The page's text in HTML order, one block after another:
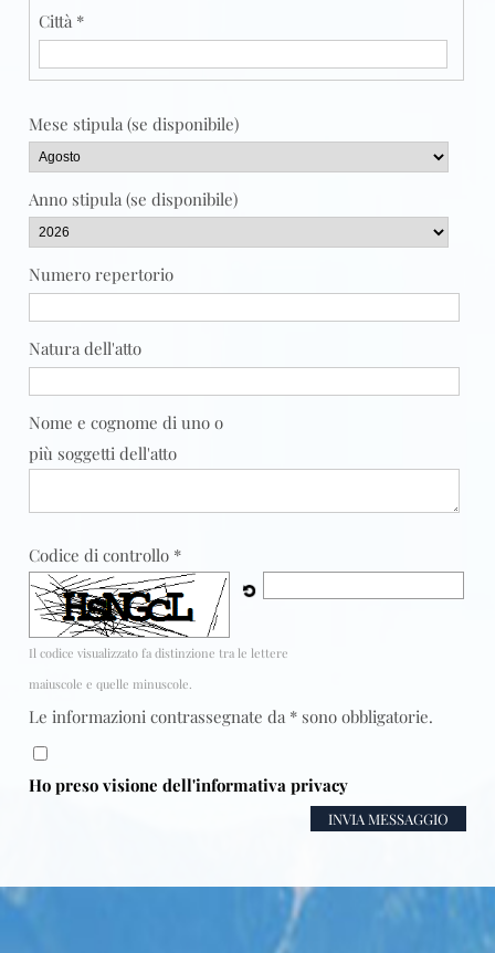
Città *
Mese stipula (se disponibile)
Anno stipula (se disponibile)
Numero repertorio
Natura dell'atto
Nome e cognome di uno o
più soggetti dell'atto
Codice di controllo *
Il codice visualizzato fa distinzione tra le lettere
maiuscole e quelle minuscole.
Le informazioni contrassegnate da * sono obbligatorie.
Ho preso visione dell'informativa privacy